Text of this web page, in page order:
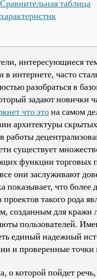
Сравнительная таблица
характеристик
интересующиеся
в интернете, часто
разобраться в
задают новички
что этона самом
архитектуры
работы
существует
функции торговых
они заслуживают
показывает, что более
проектов такого рода
созданным для кражи
пользователей.
единый надежный
и проверенные точки
о которой пойдет